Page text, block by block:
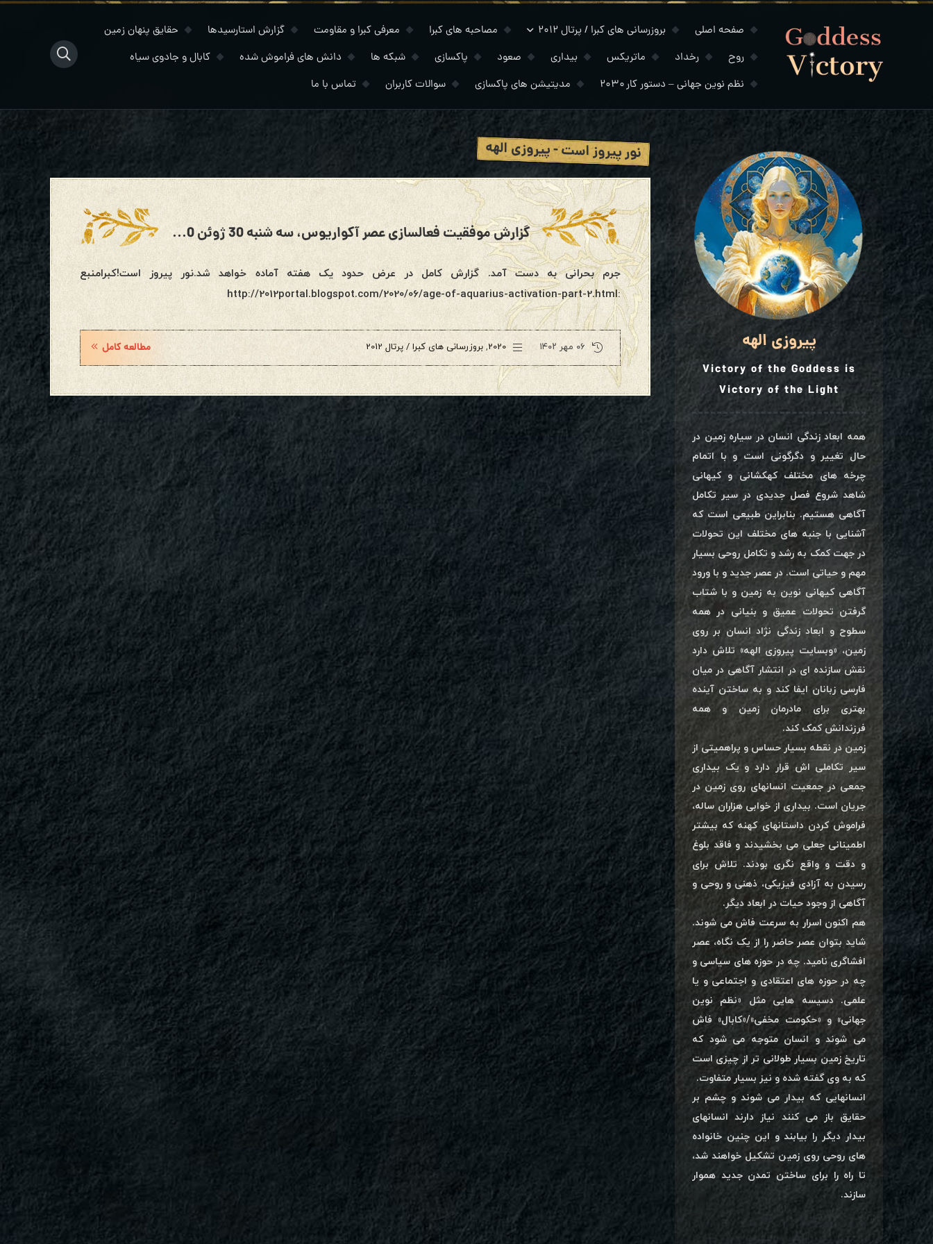
صفحه اصلی بروزرسانی های کبرا / پرتال ۲۰۱۲ مصاحبه های کبرا معرفی کبرا و مقاومت گزارش استارسیدها
حقایق پنهان زمین
روح
رخداد ماتریکس بیداری صعود پاکسازی شبکه ها دانش های فراموش شده
کابال و جادوی سیاه
نظم نوین جهانی – دستور کار ۲۰۳۰
مدیتیشن های پاکسازی سوالات کاربران تماس با ما
نور پیروز است - پیروزی الهه
گزارش موفقیت فعالسازی عصر آکواریوس، سه شنبه 30 ژوئن 2020
جرم بحرانی به دست آمد. گزارش کامل در عرض حدود یک هفته آماده خواهد شد.نور پیروز است!کبرامنبع
:http://2012portal.blogspot.com/2020/06/age-of-aquarius-activation-part-2.html
۰۶ مهر ۱۴۰۲ 2020
, بروزرسانی های کبرا / پرتال 2012 مطالعه کامل پیروزی الهه
Victory of the Goddess is
Victory of the Light
همه ابعاد زندگی انسان در سیاره زمین در
حال تغییر و دگرگونی است و با اتمام
چرخه های مختلف کهکشانی و کیهانی
شاهد شروع فصل جدیدی در سیر تکامل
آگاهی هستیم. بنابراین طبیعی است که
آشنایی با جنبه های مختلف این تحولات
در جهت کمک به رشد و تکامل روحی بسیار
مهم و حیاتی است. در عصر جدید و با ورود
آگاهی کیهانی نوین به زمین و با شتاب
گرفتن تحولات عمیق و بنیانی در همه
سطوح و ابعاد زندگی نژاد انسان بر روی
زمین، «وبسایت پیروزی الهه» تلاش دارد
نقش سازنده ای در انتشار آگاهی در میان
فارسی زبانان ایفا کند و به ساختن آینده
بهتری برای مادرمان زمین و همه
فرزندانش کمک کند.
زمین در نقطه بسیار حساس و پراهمیتی از
سیر تکاملی اش قرار دارد و یک بیداری
جمعی در جمعیت انسانهای روی زمین در
جریان است. بیداری از خوابی هزاران ساله،
فراموش کردن داستانهای کهنه که بیشتر
اطمینانی جعلی می بخشیدند و فاقد بلوغ
و دقت و واقع نگری بودند. تلاش برای
رسیدن به آزادی فیزیکی، ذهنی و روحی و
آگاهی از وجود حیات در ابعاد دیگر.
هم اکنون اسرار به سرعت فاش می شوند.
شاید بتوان عصر حاضر را از یک نگاه، عصر
افشاگری نامید. چه در حوزه های سیاسی و
چه در حوزه های اعتقادی و اجتماعی و یا
علمی. دسیسه هایی مثل «نظم نوین
جهانی» و «حکومت مخفی»/«کابال» فاش
می شوند و انسان متوجه می شود که
تاریخ زمین بسیار طولانی تر از چیزی است
که به وی گفته شده و نیز بسیار متفاوت.
انسانهایی که بیدار می شوند و چشم بر
حقایق باز می کنند نیاز دارند انسانهای
بیدار دیگر را بیابند و این چنین خانواده
های روحی روی زمین تشکیل خواهند شد،
تا راه را برای ساختن تمدن جدید هموار
سازند.